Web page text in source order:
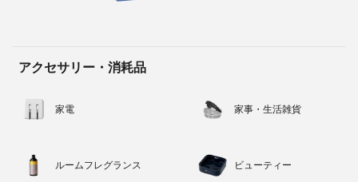
アクセサリー・消耗品
家電 家事・生活雑貨
ルームフレグランス ビューティー